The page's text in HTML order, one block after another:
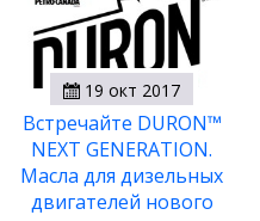
19 окт 2017
Встречайте DURON™
NEXT GENERATION.
Масла для дизельных
двигателей нового